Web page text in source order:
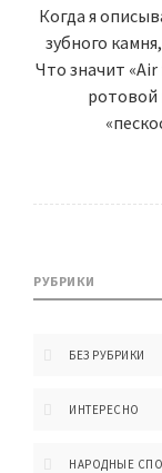
Когда я
зубного
Что значит
ротовой
РУБРИКИ
БЕЗ РУБРИКИ
ИНТЕРЕСНО
НАРОДНЫЕ